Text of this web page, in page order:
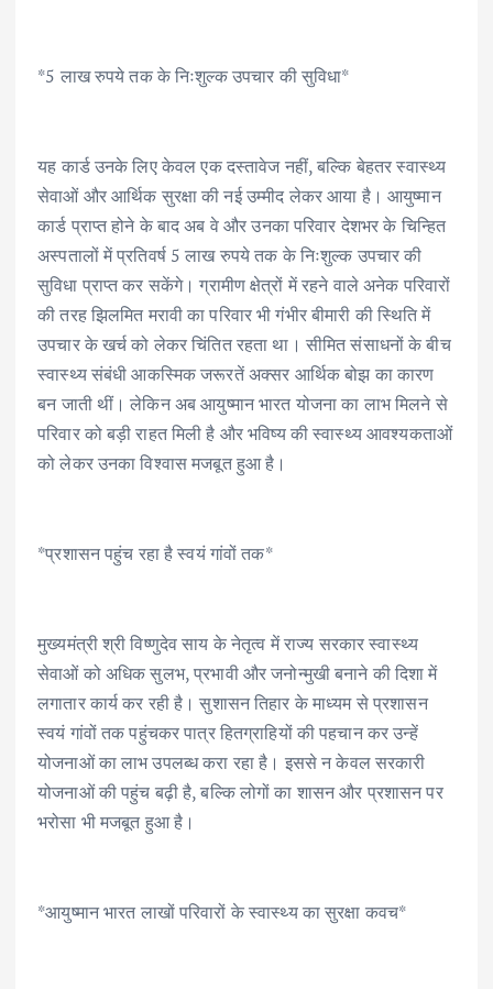
*5 लाख रुपये तक के निःशुल्क उपचार की सुविधा*
यह कार्ड उनके लिए केवल एक दस्तावेज नहीं, बल्कि बेहतर स्वास्थ्य
सेवाओं और आर्थिक सुरक्षा की नई उम्मीद लेकर आया है। आयुष्मान
कार्ड प्राप्त होने के बाद अब वे और उनका परिवार देशभर के चिन्हित
अस्पतालों में प्रतिवर्ष 5 लाख रुपये तक के निःशुल्क उपचार की
सुविधा प्राप्त कर सकेंगे। ग्रामीण क्षेत्रों में रहने वाले अनेक परिवारों
की तरह झिलमित मरावी का परिवार भी गंभीर बीमारी की स्थिति में
उपचार के खर्च को लेकर चिंतित रहता था। सीमित संसाधनों के बीच
स्वास्थ्य संबंधी आकस्मिक जरूरतें अक्सर आर्थिक बोझ का कारण
बन जाती थीं। लेकिन अब आयुष्मान भारत योजना का लाभ मिलने से
परिवार को बड़ी राहत मिली है और भविष्य की स्वास्थ्य आवश्यकताओं
को लेकर उनका विश्वास मजबूत हुआ है।
*प्रशासन पहुंच रहा है स्वयं गांवों तक*
मुख्यमंत्री श्री विष्णुदेव साय के नेतृत्व में राज्य सरकार स्वास्थ्य
सेवाओं को अधिक सुलभ, प्रभावी और जनोन्मुखी बनाने की दिशा में
लगातार कार्य कर रही है। सुशासन तिहार के माध्यम से प्रशासन
स्वयं गांवों तक पहुंचकर पात्र हितग्राहियों की पहचान कर उन्हें
योजनाओं का लाभ उपलब्ध करा रहा है। इससे न केवल सरकारी
योजनाओं की पहुंच बढ़ी है, बल्कि लोगों का शासन और प्रशासन पर
भरोसा भी मजबूत हुआ है।
*आयुष्मान भारत लाखों परिवारों के स्वास्थ्य का सुरक्षा कवच*